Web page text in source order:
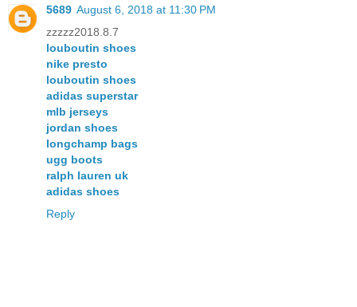
5689 August 6, 2018 at 11:30 PM
zzzzz2018.8.7
louboutin shoes
nike presto
louboutin shoes
adidas superstar
mlb jerseys
jordan shoes
longchamp bags
ugg boots
ralph lauren uk
adidas shoes
Reply